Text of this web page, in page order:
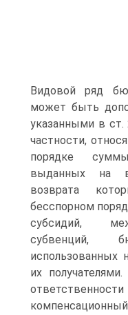
Видовой ряд
может быть
указанными в
частности,
порядке
выданных на
возврата
бесспорном
субсидий,
субвенций,
использованных
их